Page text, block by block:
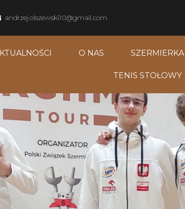
andrzej.olszewski10@gmail.com
O NAS SZERMIERKA
TENIS STOŁOWY